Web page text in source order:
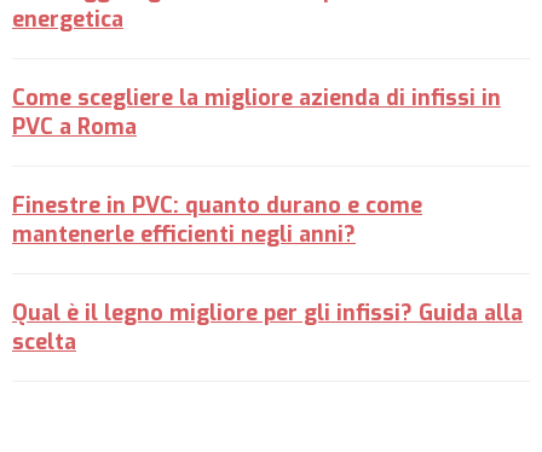
energetica
Come scegliere la migliore azienda di infissi in
PVC a Roma
Finestre in PVC: quanto durano e come
mantenerle efficienti negli anni?
Qual è il legno migliore per gli infissi? Guida alla
scelta